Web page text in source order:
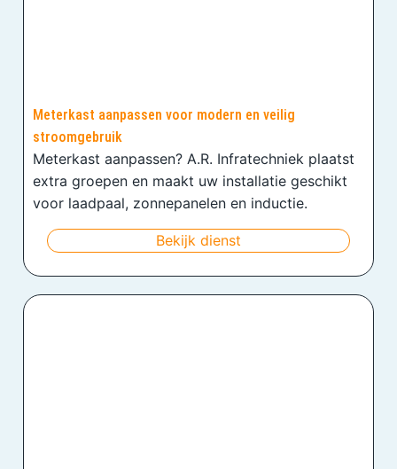
Meterkast aanpassen voor modern en veilig
stroomgebruik
Meterkast aanpassen? A.R. Infratechniek plaatst
extra groepen en maakt uw installatie geschikt
voor laadpaal, zonnepanelen en inductie.
Bekijk dienst